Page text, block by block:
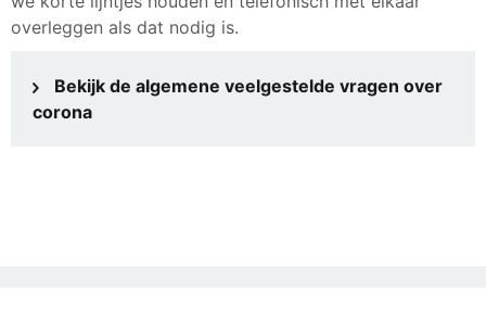
overleggen als dat nodig is.
Bekijk de algemene veelgestelde vragen over
corona